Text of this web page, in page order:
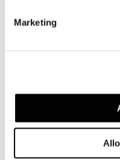
Marketing
PETIT